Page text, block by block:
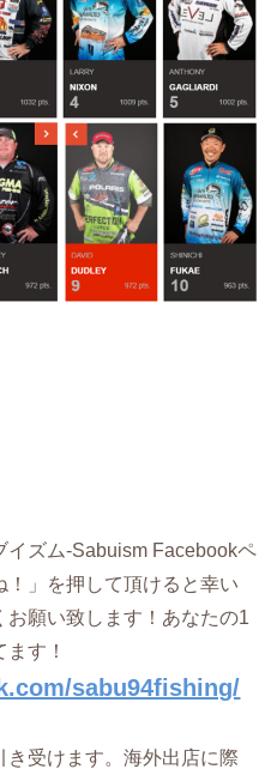
イズム-Sabuism Facebookペ
」を押して頂けると幸い
願い致します！あなたの1
す！
sabu94fishing/
き受けます。海外出店に際